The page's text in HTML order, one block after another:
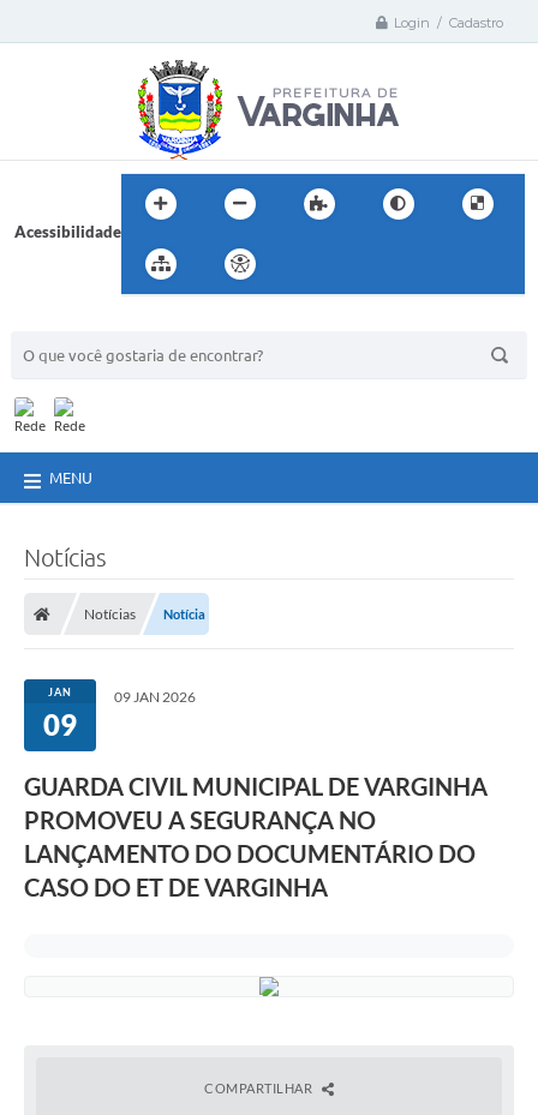
Login / Cadastro
Acessibilidade
MENU
Notícias
Notícias Notícia
JAN
09
09 JAN 2026
GUARDA CIVIL MUNICIPAL DE VARGINHA
PROMOVEU A SEGURANÇA NO
LANÇAMENTO DO DOCUMENTÁRIO DO
CASO DO ET DE VARGINHA
COMPARTILHAR